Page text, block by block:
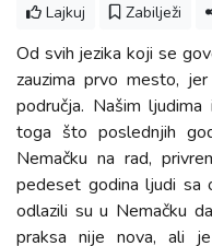
Lajkuj Zabilježi
Od svih jezika koji se
zauzima prvo mesto,
područja. Našim
toga što poslednjih
Nemačku na rad,
pedeset godina ljudi sa
odlazili su u Nemačku
praksa nije nova, ali